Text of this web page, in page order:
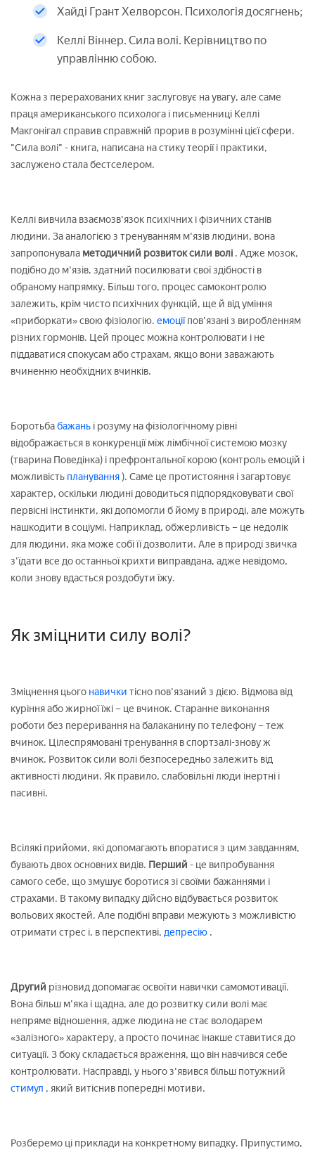
Хайді Грант Хелворсон. Психологія досягнень;
Келлі Віннер. Сила волі. Керівництво по
управлінню собою.
Кожна з перерахованих книг заслуговує на увагу, але саме
праця американського психолога і письменниці Келлі
Макгонігал справив справжній прорив в розумінні цієї сфери.
"Сила волі" - книга, написана на стику теорії і практики,
заслужено стала бестселером.
Келлі вивчила взаємозв'язок психічних і фізичних станів
людини. За аналогією з тренуванням м'язів людини, вона
запропонувала методичний розвиток сили волі . Адже мозок,
подібно до м'язів, здатний посилювати свої здібності в
обраному напрямку. Більш того, процес самоконтролю
залежить, крім чисто психічних функцій, ще й від уміння
«приборкати» свою фізіологію. емоціїпов'язані з виробленням
різних гормонів. Цей процес можна контролювати і не
піддаватися спокусам або страхам, якщо вони заважають
вчиненню необхідних вчинків.
Боротьбабажань і розуму на фізіологічному рівні
відображається в конкуренції між лімбічної системою мозку
(тварина Поведінка) і префронтальної корою (контроль емоцій і
можливість планування). Саме це протистояння і загартовує
характер, оскільки людині доводиться підпорядковувати свої
первісні інстинкти, які допомогли б йому в природі, але можуть
нашкодити в соціумі. Наприклад, обжерливість – це недолік
для людини, яка може собі її дозволити. Але в природі звичка
з'їдати все до останньої крихти виправдана, адже невідомо,
коли знову вдасться роздобути їжу.
Як зміцнити силу волі?
Зміцнення цього навички тісно пов'язаний з дією. Відмова від
куріння або жирної їжі – це вчинок. Старанне виконання
роботи без переривання на балаканину по телефону – теж
вчинок. Цілеспрямовані тренування в спортзалі-знову ж
вчинок. Розвиток сили волі безпосередньо залежить від
активності людини. Як правило, слабовільні люди інертні і
пасивні.
Всілякі прийоми, які допомагають впоратися з цим завданням,
бувають двох основних видів. Перший - це випробування
самого себе, що змушує боротися зі своїми бажаннями і
страхами. В такому випадку дійсно відбувається розвиток
вольових якостей. Але подібні вправи межують з можливістю
отримати стрес і, в перспективі, депресію .
Другий різновид допомагає освоїти навички самомотивації.
Вона більш м'яка і щадна, але до розвитку сили волі має
непряме відношення, адже людина не стає володарем
«залізного» характеру, а просто починає інакше ставитися до
ситуації. З боку складається враження, що він навчився себе
контролювати. Насправді, у нього з'явився більш потужний
стимул , який витіснив попередні мотиви.
Розберемо ці приклади на конкретному випадку. Припустимо,